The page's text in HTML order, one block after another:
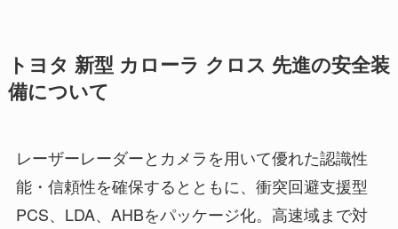
トヨタ 新型 カローラ クロス 先進の安全装
備について
レーザーレーダーとカメラを用いて優れた認識性
能・信頼性を確保するとともに、衝突回避支援型
PCS、LDA、AHBをパッケージ化。高速域まで対